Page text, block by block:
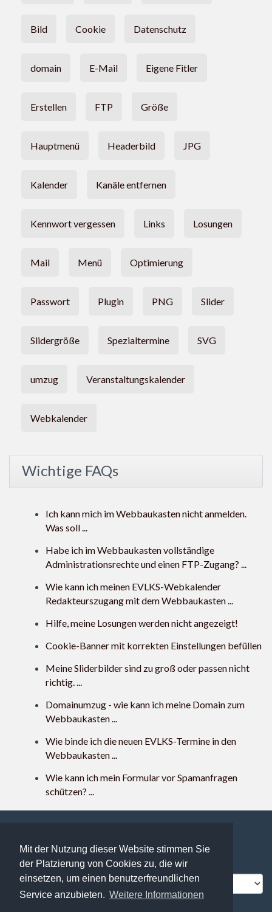
Mit der Nutzung dieser Website stimmen Sie
der Platzierung von Cookies zu, die wir
einsetzen, um einen benutzerfreundlichen
Service anzubieten. Weitere Informationen
Bild Cookie Datenschutz
domain E-Mail Eigene Fitler
Erstellen FTP Größe
Hauptmenü Headerbild JPG
Kalender Kanäle entfernen
Kennwort vergessen Links Losungen
Mail Menü Optimierung
Passwort Plugin PNG Slider
Slidergröße Spezialtermine SVG
umzug Veranstaltungskalender
Webkalender
Wichtige FAQs
Ich kann mich im Webbaukasten nicht anmelden.
Was soll ...
Habe ich im Webbaukasten vollständige
Administrationsrechte und einen FTP-Zugang? ...
Wie kann ich meinen EVLKS-Webkalender
Redakteurszugang mit dem Webbaukasten ...
Hilfe, meine Losungen werden nicht angezeigt!
Cookie-Banner mit korrekten Einstellungen befüllen
Meine Sliderbilder sind zu groß oder passen nicht
richtig. ...
Domainumzug - wie kann ich meine Domain zum
Webbaukasten ...
Wie binde ich die neuen EVLKS-Termine in den
Webbaukasten ...
Wie kann ich mein Formular vor Spamanfragen
schützen? ...
209 users online | 209 Gäste und 0 Registrierte
FAQ Übersicht
Sitemap Glossar
Impressum
Datenschutz